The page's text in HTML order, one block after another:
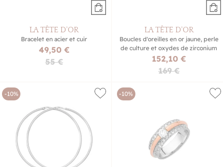
LA TÊTE D'OR
Bracelet en acier et cuir
49,50 €
55 €
LA TÊTE D'OR
Boucles d'oreilles en or jaune, perle
de culture et oxydes de zirconium
152,10 €
169 €
-10% -10%